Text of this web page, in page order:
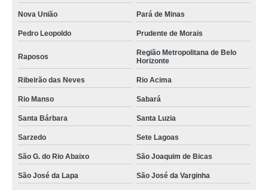
Nova União Pará de Minas
Pedro Leopoldo Prudente de Morais
Raposos
Região Metropolitana de Belo
Horizonte
Ribeirão das Neves Rio Acima
Rio Manso Sabará
Santa Bárbara Santa Luzia
Sarzedo Sete Lagoas
São G. do Rio Abaixo São Joaquim de Bicas
São José da Lapa São José da Varginha